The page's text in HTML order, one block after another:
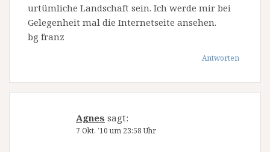
urtümliche Landschaft sein. Ich werde mir bei
Gelegenheit mal die Internetseite ansehen.
bg franz
Antworten
Agnes sagt:
7 Okt. ’10 um 23:58 Uhr